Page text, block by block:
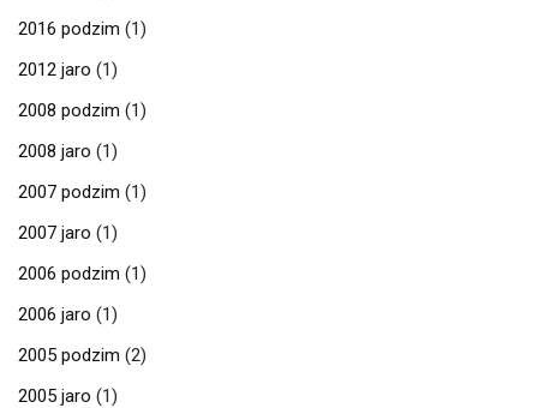
2016 podzim (1)
2012 jaro (1)
2008 podzim (1)
2008 jaro (1)
2007 podzim (1)
2007 jaro (1)
2006 podzim (1)
2006 jaro (1)
2005 podzim (2)
2005 jaro (1)